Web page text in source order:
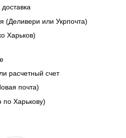
(Деливери или Укрпочта)
Харьков)
расчетный счет
почта)
по Харькову)